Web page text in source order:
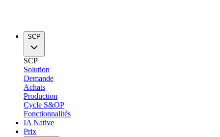
SCP
SCP
Solution
Demande
Achats
Production
Cycle S&OP
Fonctionnalités
IA Native
Prix